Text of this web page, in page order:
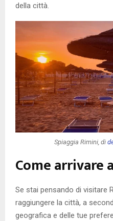
della città.
Spiaggia Rimini, di
Come arrivare
Se stai pensando di visitare
raggiungere la città, a
geografica e delle tue